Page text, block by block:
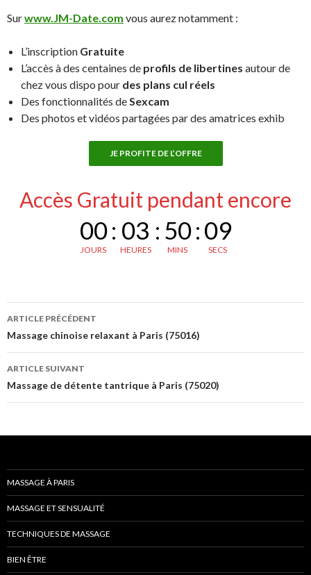
Surwww.JM-Date.com vous aurez notamment :
L’inscription Gratuite
L’accès à des centaines de profils de libertines autour de
chez vous dispo pour des plans cul réels
Des fonctionnalités de Sexcam
Des photos et vidéos partagées par des amatrices exhib
JE PROFITE DE L’OFFRE
Accès Gratuit pendant encore
00
JOURS
: 03
HEURES
: 50
MINS
:08
SECS
Navigation
des
articles
ARTICLE PRÉCÉDENT
Massage chinoise relaxant à Paris (75016)
ARTICLE SUIVANT
Massage de détente tantrique à Paris (75020)
MASSAGE À PARIS
MASSAGE ET SENSUALITÉ
TECHNIQUES DE MASSAGE
BIEN ÊTRE